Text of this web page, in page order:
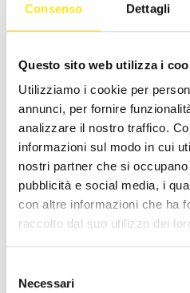
Consenso Dettagli
Questo sito web utilizza i
Utilizziamo i cookie per
annunci, per fornire
analizzare il nostro traffico.
informazioni sul modo in cui
nostri partner che si
pubblicità e social media, i
con altre informazioni che ha
raccolto dal suo utilizzo dei
delNecessari
NS
Richiedi informazioni